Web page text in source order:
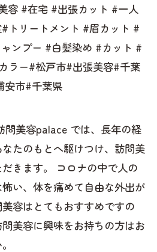
容 #在宅 #出張カット #一人
トリートメント #眉カット #
ンプー #白髪染め #カット #
ラー#松戸市#出張美容#千葉
安市#千葉県
問美容palace では、長年の経
たのもとへ駆けつけ、訪問美
きます。 コロナの中で人の
い、体を痛めて自由な外出が
容はとてもおすすめですの
美容に興味をお持ちの方はお